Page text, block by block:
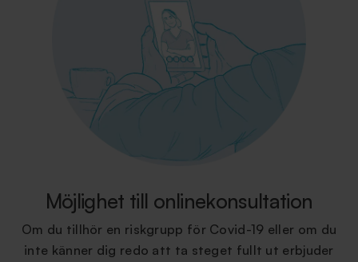
Möjlighet till onlinekonsultation
Om du tillhör en riskgrupp för Covid-19 eller om du
inte känner dig redo att ta steget fullt ut erbjuder